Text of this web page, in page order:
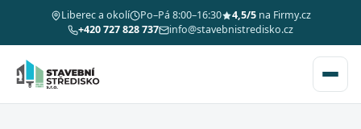
Liberec a okolí Po–Pá 8:00–16:30 4,5/5na Firmy.cz
+420 727 828 737
info@stavebnistredisko.cz